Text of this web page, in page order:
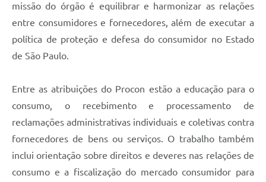
missão do órgão é equilibrar e harmonizar as relações
entre consumidores e fornecedores, além de executar a
política de proteção e defesa do consumidor no Estado
de São Paulo.
Entre as atribuições do Procon estão a educação para o
consumo, o recebimento e processamento de
reclamações administrativas individuais e coletivas contra
fornecedores de bens ou serviços. O trabalho também
inclui orientação sobre direitos e deveres nas relações de
consumo e a fiscalização do mercado consumidor para